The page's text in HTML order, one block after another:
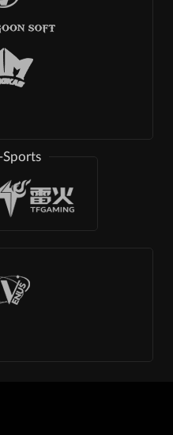
Sports